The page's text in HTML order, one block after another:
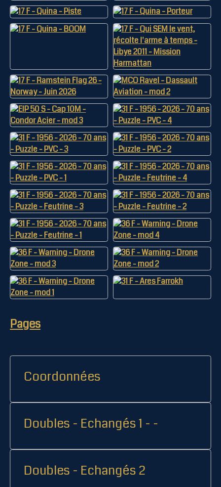
Pages
Coordonnées
Doubles - Echangés 1 - -
Doubles - Echangés 2